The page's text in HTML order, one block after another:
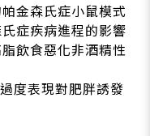
金森氏症小鼠模式
症疾病進程的影響
飲食惡化非酒精性
度表現對肥胖誘發